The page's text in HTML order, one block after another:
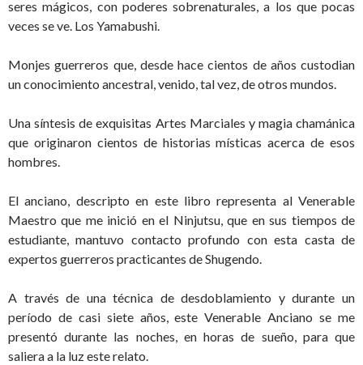
seres mágicos, con poderes sobrenaturales, a los que pocas
veces se ve. Los Yamabushi.
Monjes guerreros que, desde hace cientos de años custodian
un conocimiento ancestral, venido, tal vez, de otros mundos.
Una síntesis de exquisitas Artes Marciales y magia chamánica
que originaron cientos de historias místicas acerca de esos
hombres.
El anciano, descripto en este libro representa al Venerable
Maestro que me inició en el Ninjutsu, que en sus tiempos de
estudiante, mantuvo contacto profundo con esta casta de
expertos guerreros practicantes de Shugendo.
A través de una técnica de desdoblamiento y durante un
período de casi siete años, este Venerable Anciano se me
presentó durante las noches, en horas de sueño, para que
saliera a la luz este relato.